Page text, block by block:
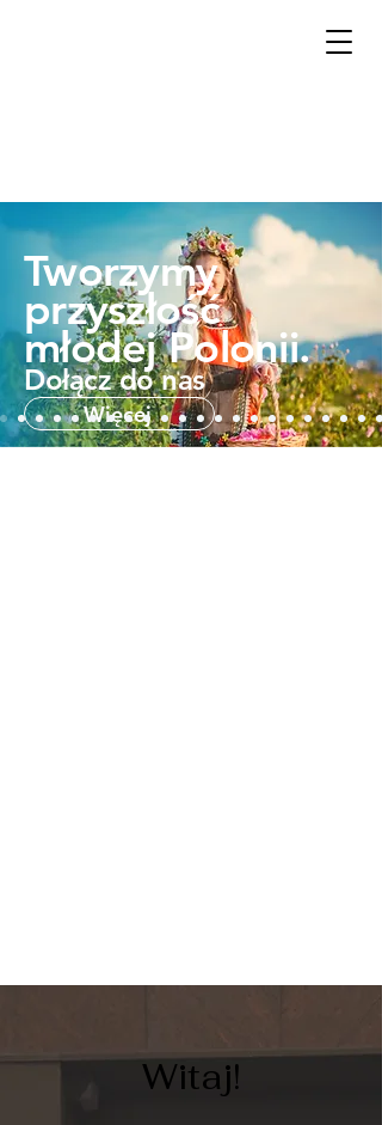
Tworzymy
przyszłość
młodejPolonii.
Dołącz do nas
Więcej
Witaj!